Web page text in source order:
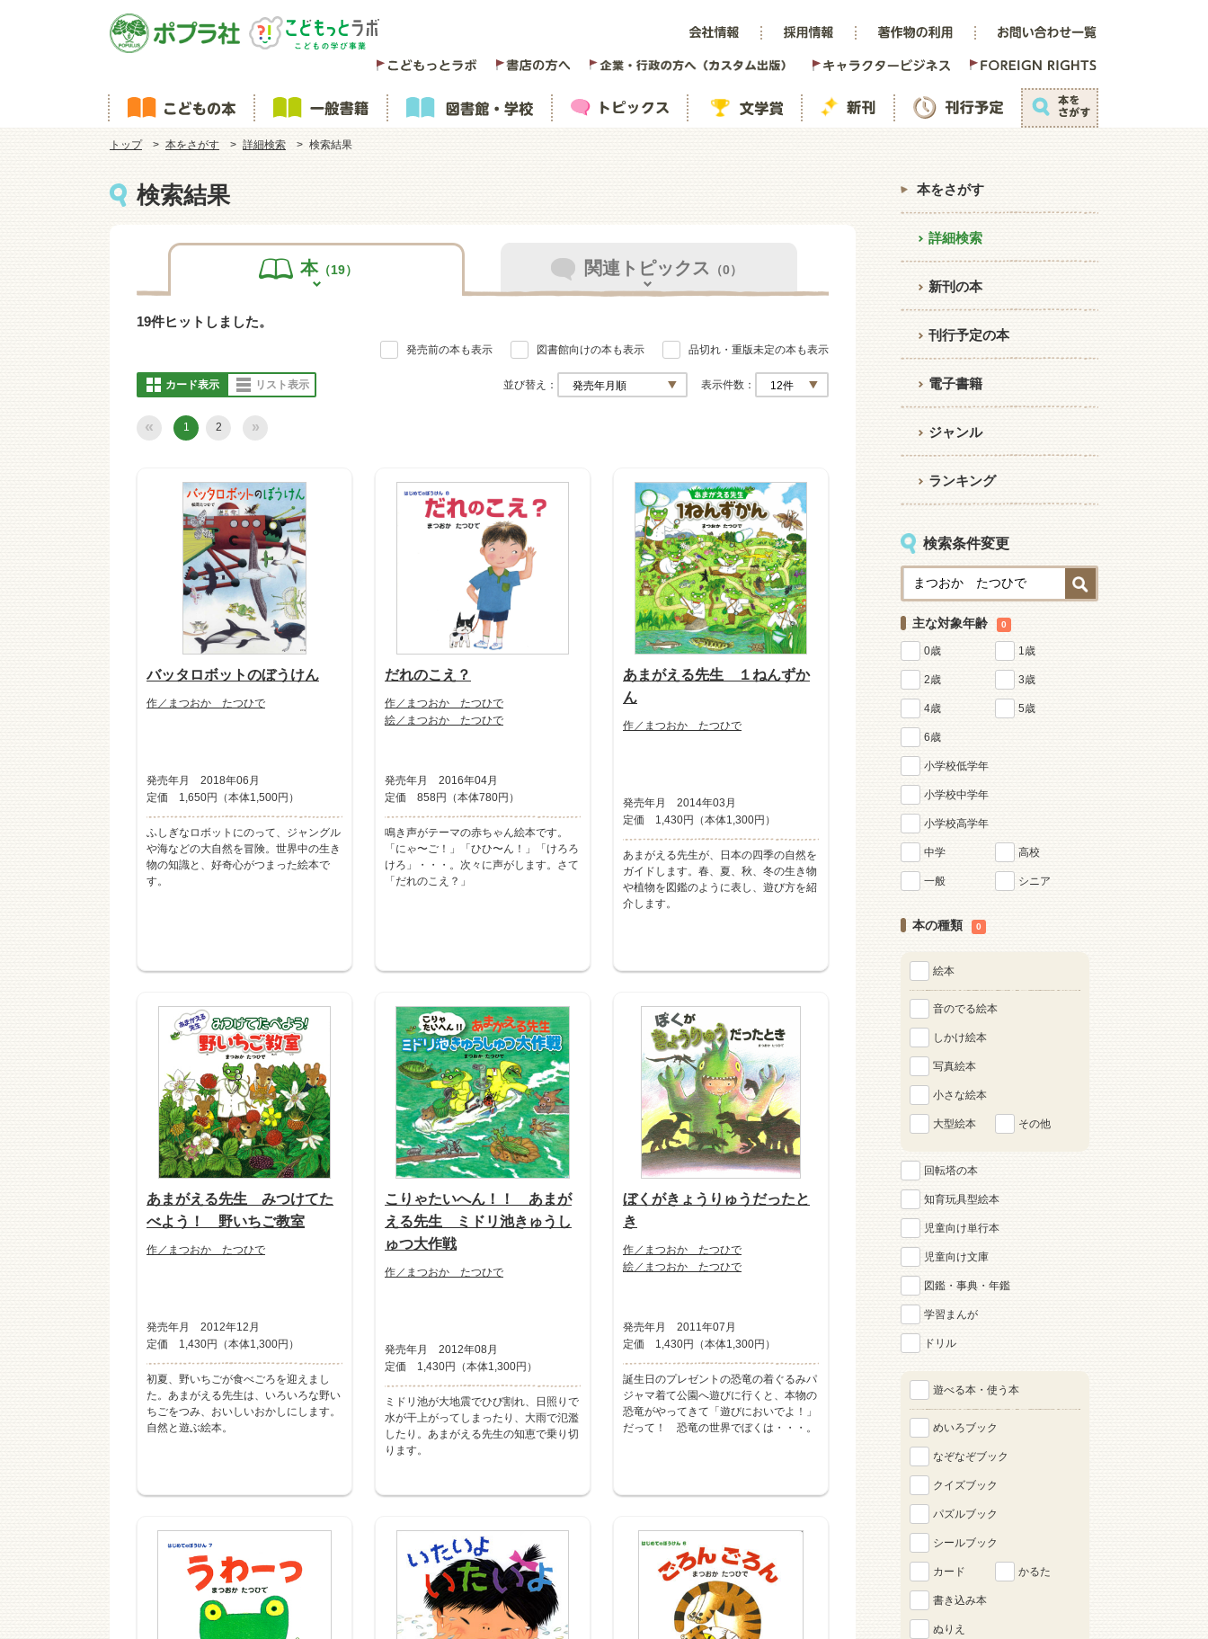
トップ 本をさがす 詳細検索 検索結果
検索結果
本（19） 関連トピックス （0）
19件ヒットしました。
品切れ・重版未定の本も表示
図書館向けの本も表示
発売前の本も表示
カード表示 リスト表示 並び替え 表示件数
« 1 2 »
バッタロボットのぼうけん
作／まつおか たつひで
発売年月 2018年06月
定価 1,650円（本体1,500円）
ふしぎなロボットにのって、ジャングル
や海などの大自然を冒険。世界中の生き
物の知識と、好奇心がつまった絵本で
す。
だれのこえ？
作／まつおか たつひで
絵／まつおか たつひで
発売年月 2016年04月
定価 858円（本体780円）
鳴き声がテーマの赤ちゃん絵本です。
「にゃ〜ご！」「ひひ〜ん！」「けろろ
けろ」・・・。次々に声がします。さて
「だれのこえ？」
あまがえる先生 １ねんずか
ん
作／まつおか たつひで
発売年月 2014年03月
定価 1,430円（本体1,300円）
あまがえる先生が、日本の四季の自然を
ガイドします。春、夏、秋、冬の生き物
や植物を図鑑のように表し、遊び方を紹
介します。
あまがえる先生 みつけてた
べよう！ 野いちご教室
作／まつおか たつひで
発売年月 2012年12月
定価 1,430円（本体1,300円）
初夏、野いちごが食べごろを迎えまし
た。あまがえる先生は、いろいろな野い
ちごをつみ、おいしいおかしにします。
自然と遊ぶ絵本。
こりゃたいへん！！ あまが
える先生 ミドリ池きゅうし
ゅつ大作戦
作／まつおか たつひで
発売年月 2012年08月
定価 1,430円（本体1,300円）
ミドリ池が大地震でひび割れ、日照りで
水が干上がってしまったり、大雨で氾濫
したり。あまがえる先生の知恵で乗り切
ります。
ぼくがきょうりゅうだったと
き
作／まつおか たつひで
絵／まつおか たつひで
発売年月 2011年07月
定価 1,430円（本体1,300円）
誕生日のプレゼントの恐竜の着ぐるみパ
ジャマ着て公園へ遊びに行くと、本物の
恐竜がやってきて「遊びにおいでよ！」
だって！ 恐竜の世界でぼくは・・・。
本をさがす
詳細検索
新刊の本
刊行予定の本
電子書籍
ジャンル
ランキング
検索条件変更
主な対象年齢 0
0歳 1歳
2歳 3歳
4歳 5歳
6歳
小学校低学年
小学校中学年
小学校高学年
中学 高校
一般 シニア
本の種類 0
絵本
音のでる絵本
しかけ絵本
写真絵本
小さな絵本
大型絵本 その他
回転塔の本
知育玩具型絵本
児童向け単行本
児童向け文庫
図鑑・事典・年鑑
学習まんが
ドリル
遊べる本・使う本
めいろブック
なぞなぞブック
クイズブック
パズルブック
シールブック
カード かるた
書き込み本
ぬりえ